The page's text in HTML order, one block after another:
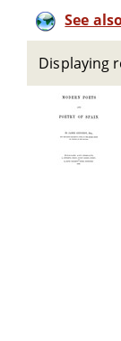
See
Displaying